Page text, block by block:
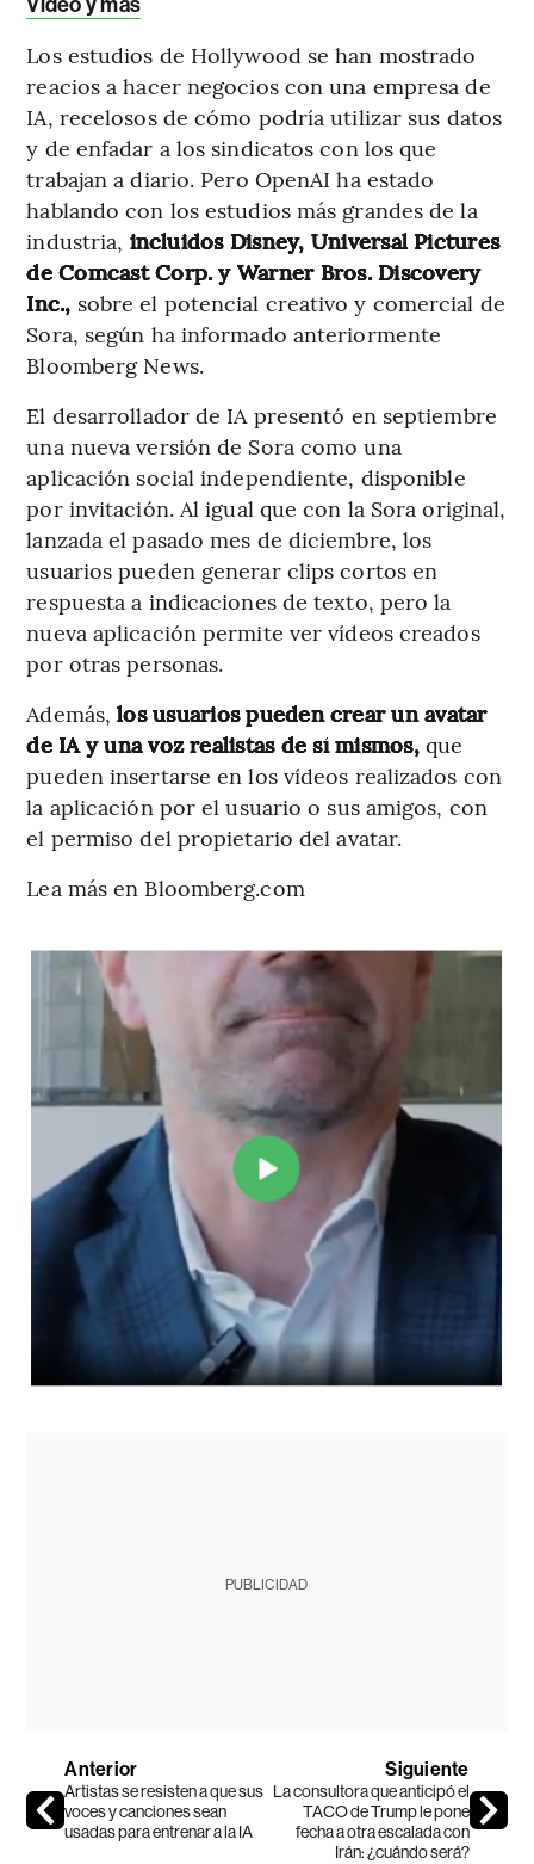
Los estudios de Hollywood se han mostrado
reacios a hacer negocios con una empresa de
IA, recelosos de cómo podría utilizar sus datos
y de enfadar a los sindicatos con los que
trabajan a diario. Pero OpenAI ha estado
hablando con los estudios más grandes de la
industria, incluidos Disney, Universal Pictures
de Comcast Corp. y Warner Bros. Discovery
Inc., sobre el potencial creativo y comercial de
Sora, según ha informado anteriormente
Bloomberg News.
El desarrollador de IA presentó en septiembre
una nueva versión de Sora como una
aplicación social independiente, disponible
por invitación. Al igual que con la Sora original,
lanzada el pasado mes de diciembre, los
usuarios pueden generar clips cortos en
respuesta a indicaciones de texto, pero la
nueva aplicación permite ver vídeos creados
por otras personas.
Además,los usuarios pueden crear un avatar
de IA y una voz realistas de sí mismos,que
pueden insertarse en los vídeos realizados con
la aplicación por el usuario o sus amigos, con
el permiso del propietario del avatar.
Lea más en Bloomberg.com
PUBLICIDAD
Anterior
Artistas se resisten a que sus
voces y canciones sean
usadas para entrenar a la IA
Siguiente
La consultora que anticipó el
TACO de Trump le pone
fecha a otra escalada con
Irán: ¿cuándo será?